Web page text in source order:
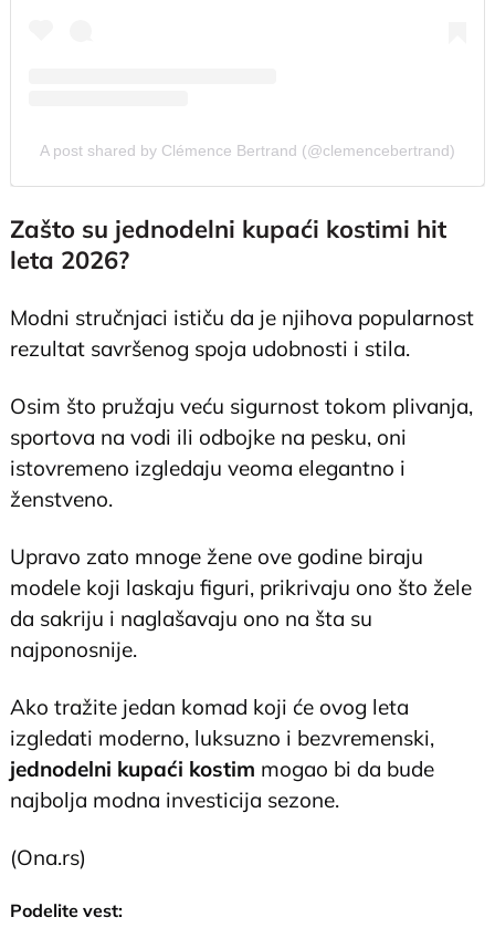
A post shared by Clémence Bertrand (@clemencebertrand)
Zašto su jednodelni kupaći kostimi hit
leta 2026?
Modni stručnjaci ističu da je njihova popularnost
rezultat savršenog spoja udobnosti i stila.
Osim što pružaju veću sigurnost tokom plivanja,
sportova na vodi ili odbojke na pesku, oni
istovremeno izgledaju veoma elegantno i
ženstveno.
Upravo zato mnoge žene ove godine biraju
modele koji laskaju figuri, prikrivaju ono što žele
da sakriju i naglašavaju ono na šta su
najponosnije.
Ako tražite jedan komad koji će ovog leta
izgledati moderno, luksuzno i bezvremenski,
jednodelni kupaći kostim mogao bi da bude
najbolja modna investicija sezone.
(Ona.rs)
Podelite vest: